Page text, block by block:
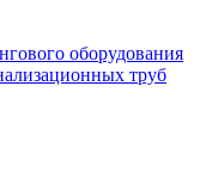
оборудования
труб